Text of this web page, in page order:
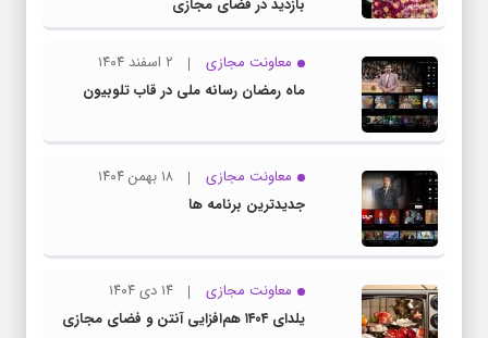
بازدید در فضای مجازی
معاونت مجازی
۲ اسفند ۱۴۰۴
ماه رمضان رسانه ملی در قاب تلوبیون
معاونت مجازی
۱۸ بهمن ۱۴۰۴
جدیدترین برنامه ها
معاونت مجازی
۱۴ دی ۱۴۰۴
یلدای ۱۴۰۴ هم‌افزایی آنتن و فضای مجازی